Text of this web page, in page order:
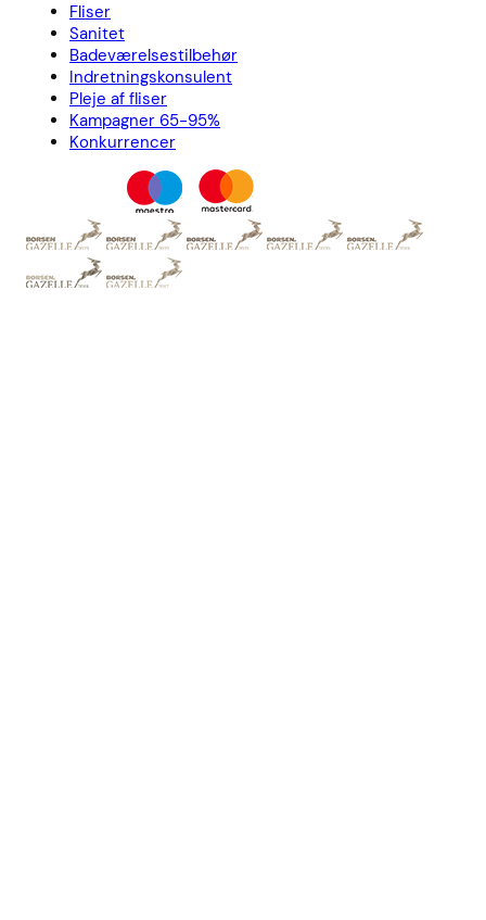
Fliser
Sanitet
Badeværelsestilbehør
Indretningskonsulent
Pleje af fliser
Kampagner 65-95%
Konkurrencer